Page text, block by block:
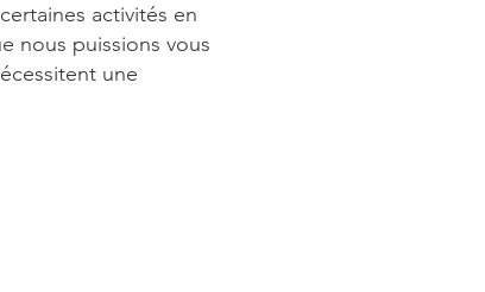
activités en
nous puissions vous
une